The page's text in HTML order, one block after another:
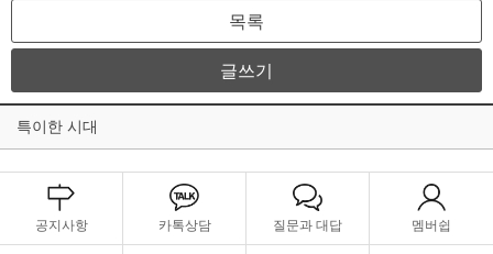
목록
글쓰기
특이한 시대
공지사항 카톡상담 질문과 대답 멤버쉽